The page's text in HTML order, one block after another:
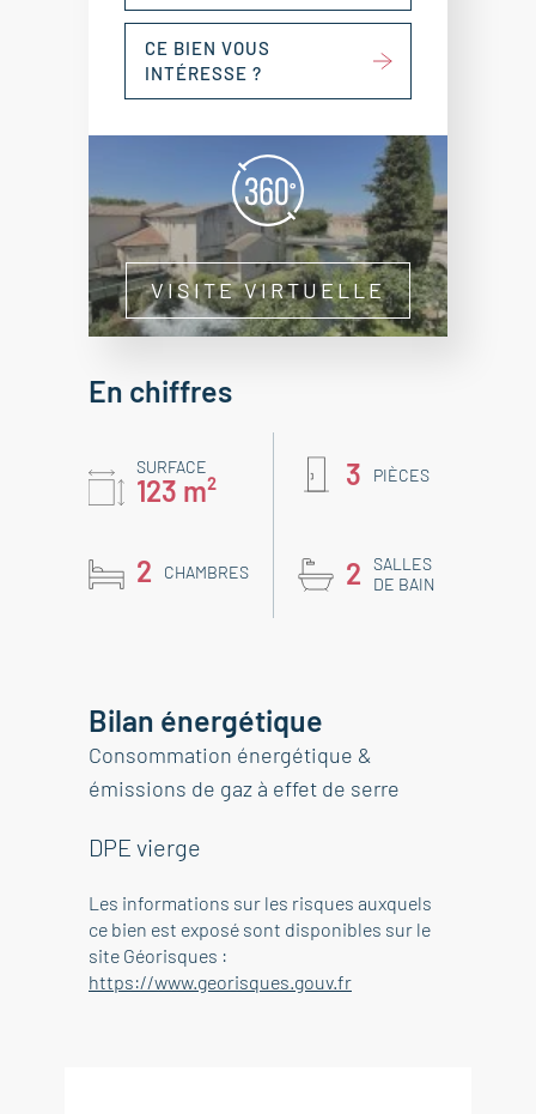
CE BIEN VOUS
INTÉRESSE ?
VISITE VIRTUELLE
En chiffres
SURFACE
123 m² 3 PIÈCES
2 CHAMBRES 2
SALLES
DE BAIN
Bilan énergétique
Consommation énergétique &
émissions de gaz à effet de serre
DPE vierge
Les informations sur les risques auxquels
ce bien est exposé sont disponibles sur le
site Géorisques :
https://www.georisques.gouv.fr